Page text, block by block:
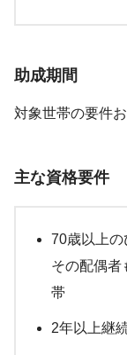
助成期間
対象世帯の要件
主な資格要件
70歳以上の
その配偶者
帯
2年以上継